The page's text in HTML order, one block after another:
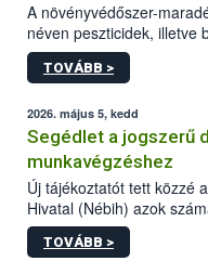
A növényvédőszer-
néven peszticidek, illetve
melyek a terményekben
szüretelést, illetve tárolást
mennyiségének
lennie. Nem minden
Azokban az
általában csak nagyon
jelenthetnek kockázatot
TOVÁBB >
2026. május 5, kedd
Segédlet a jogszerű
munkavégzéshez
Új tájékoztatót tett közzé
Hivatal (Nébih) azok
növényvédelmi vagy
végezni Magyarországon.
TOVÁBB >